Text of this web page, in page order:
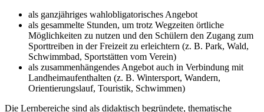
als ganzjähriges wahlobligatorisches Angebot
als gesammelte Stunden, um trotz Wegzeiten örtliche
Möglichkeiten zu nutzen und den Schülern den Zugang zum
Sporttreiben in der Freizeit zu erleichtern (z. B. Park, Wald,
Schwimmbad, Sportstätten vom Verein)
als zusammenhängendes Angebot auch in Verbindung mit
Landheimaufenthalten (z. B. Wintersport, Wandern,
Orientierungslauf, Touristik, Schwimmen)
Die Lernbereiche sind als didaktisch begründete, thematische